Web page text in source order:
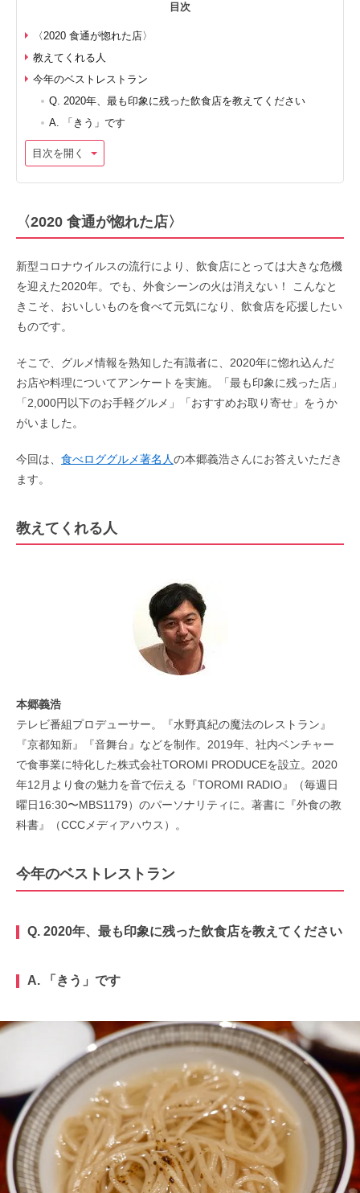
目次
〈2020 食通が惚れた店〉
教えてくれる人
今年のベストレストラン
Q. 2020年、最も印象に残った飲食店を教えてください
A. 「きう」です
目次を開く
〈2020 食通が惚れた店〉
新型コロナウイルスの流行により、飲食店にとっては大きな危機
を迎えた2020年。でも、外食シーンの火は消えない！ こんなと
きこそ、おいしいものを食べて元気になり、飲食店を応援したい
ものです。
そこで、グルメ情報を熟知した有識者に、2020年に惚れ込んだ
お店や料理についてアンケートを実施。「最も印象に残った店」
「2,000円以下のお手軽グルメ」「おすすめお取り寄せ」をうか
がいました。
今回は、 食べロググルメ著名人の本郷義浩さんにお答えいただき
ます。
教えてくれる人
本郷義浩
テレビ番組プロデューサー。『水野真紀の魔法のレストラン』
『京都知新』『音舞台』などを制作。2019年、社内ベンチャー
で食事業に特化した株式会社TOROMI PRODUCEを設立。2020
年12月より食の魅力を音で伝える『TOROMI RADIO』（毎週日
曜日16:30〜MBS1179）のパーソナリティに。著書に『外食の教
科書』（CCCメディアハウス）。
今年のベストレストラン
Q. 2020年、最も印象に残った飲食店を教えてください
A. 「きう」です